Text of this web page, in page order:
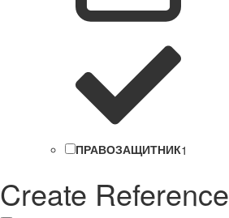
ПРАВОЗАЩИТНИК1
Create Reference